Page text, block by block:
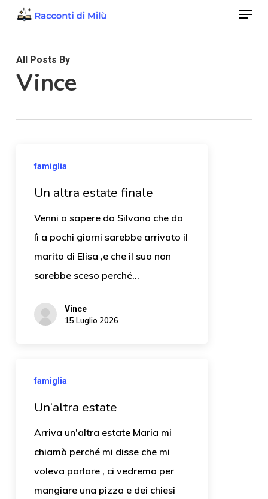
content
Menu
All Posts By
Vince
famiglia
Un altra estate finale
Venni a sapere da Silvana che da
lì a pochi giorni sarebbe arrivato il
marito di Elisa ,e che il suo non
sarebbe sceso perché…
Vince
15 Luglio 2026
famiglia
Un’altra estate
Arriva un'altra estate Maria mi
chiamò perché mi disse che mi
voleva parlare , ci vedremo per
mangiare una pizza e dei chiesi